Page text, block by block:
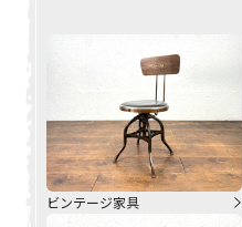
ビンテージ家具